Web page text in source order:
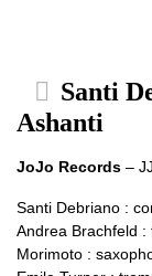
Santi
Ashanti
JoJo Records –
Santi Debriano :
Andrea Brachfeld :
Morimoto :